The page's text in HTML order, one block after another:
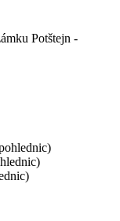
Potštejn -